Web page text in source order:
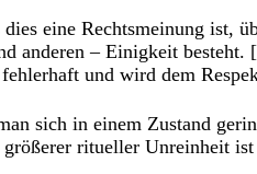
eine Rechtsmeinung ist,
anderen – Einigkeit
und wird dem
sich in einem Zustand
ritueller Unreinheit